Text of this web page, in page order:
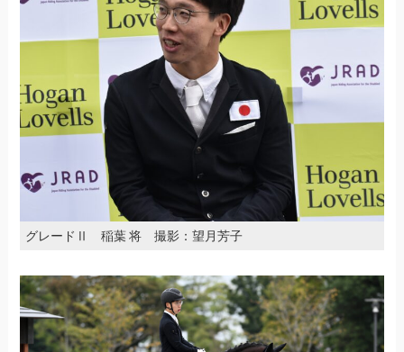
グレードⅡ 稲葉 将 撮影：望月芳子